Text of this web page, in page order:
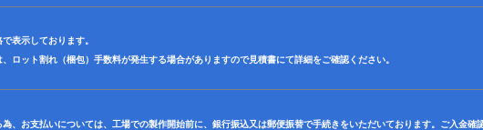
表示しております。
ロット割れ（梱包）手数料が発生する場合がありますので見積書にて詳細をご確認ください。
、お支払いについては、工場での製作開始前に、銀行振込又は郵便振替で手続きをいただいております。ご入金確